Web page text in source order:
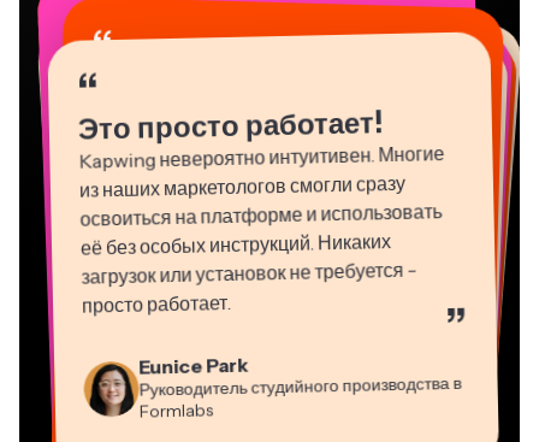
“
Это просто работает!
Kapwing невероятно интуитивен. Многие
из наших маркетологов смогли сразу
освоиться на платформе и использовать
её без особых инструкций. Никаких
загрузок или установок не требуется -
просто работает. ”
Eunice Park
Руководитель студийного производства в
Formlabs
“
Vannesia Darby
“
Grant Taleck
Panos Papagapiou
Управляющий партнер в EPATHLON
“
Gracie Peng
“
Martin James
Видео Редактор
Heidi Rae
Образование
“
Natasha Ball
Консультант
“
Mitch Rawlings
“
Dina Segovia
Виртуальный фрилансер